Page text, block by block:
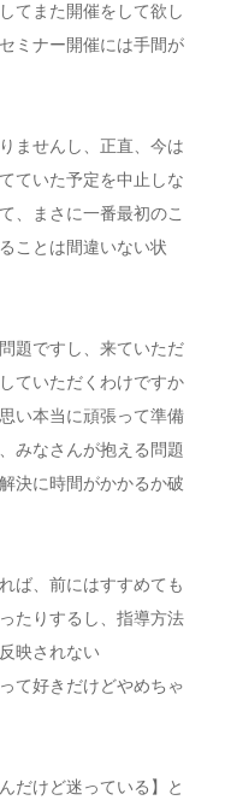
てまた開催をして欲し
ミナー開催には手間が
ませんし、正直、今は
ていた予定を中止しな
、まさに一番最初のこ
ことは間違いない状
題ですし、来ていただ
ていただくわけですか
い本当に頑張って準備
みなさんが抱える問題
決に時間がかかるか破
ば、前にはすすめても
たりするし、指導方法
映されない
て好きだけどやめちゃ
だけど迷っている】と